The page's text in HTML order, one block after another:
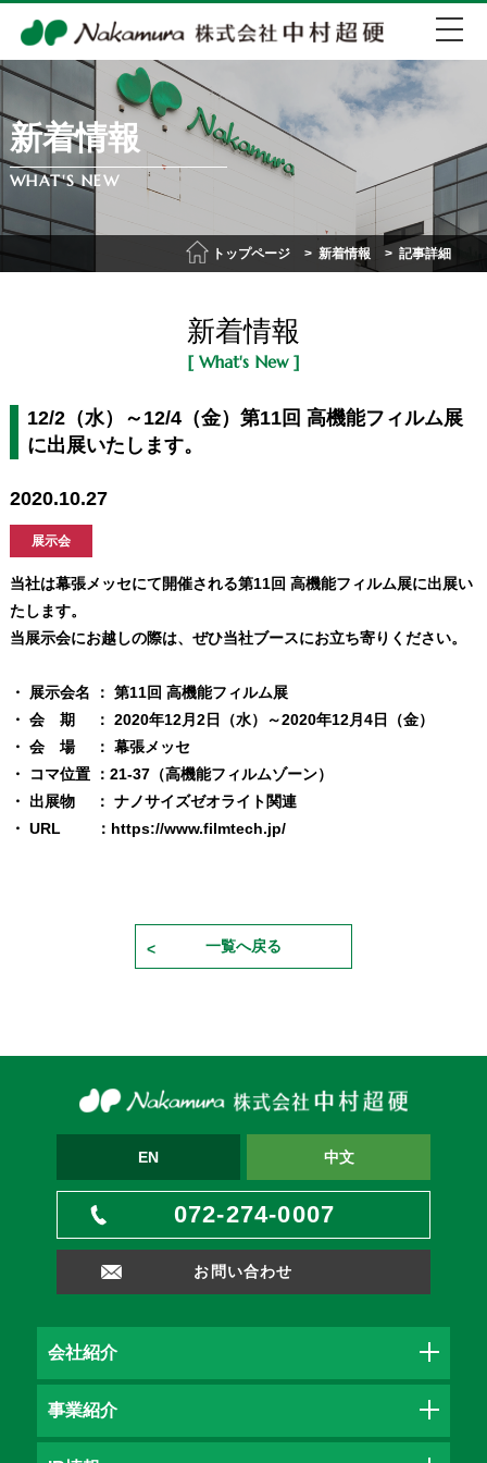
072-274-0007
会社紹介
新着情報
WHAT'S NEW
トップページ 新着情報 記事詳細
新着情報
[ What's New ]
12/2（水）～12/4（金）第11回 高機能フィルム展
に出展いたします。
2020.10.27
展示会
当社は幕張メッセにて開催される第11回 高機能フィルム展に出展い
たします。
当展示会にお越しの際は、ぜひ当社ブースにお立ち寄りください。
・ 展示会名 ： 第11回 高機能フィルム展
・ 会 期 ： 2020年12月2日（水）～2020年12月4日（金）
・ 会 場 ： 幕張メッセ
・ コマ位置 ： 21-37（高機能フィルムゾーン）
・ 出展物 ： ナノサイズゼオライト関連
・ URL ： https://www.filmtech.jp/
一覧へ戻る
EN 中文
072-274-0007
お問い合わせ
会社紹介
事業紹介